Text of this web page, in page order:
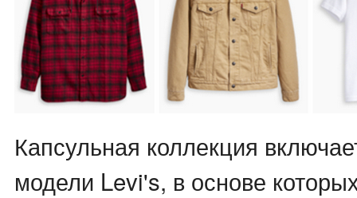
Капсульная коллекция
модели Levi's, в основе